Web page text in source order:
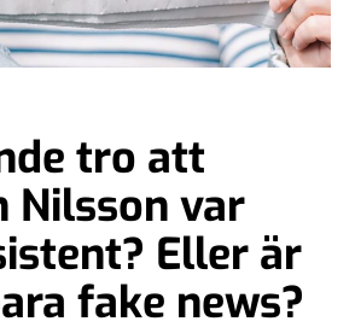
tro att
Nilsson var
Eller är
fake news?